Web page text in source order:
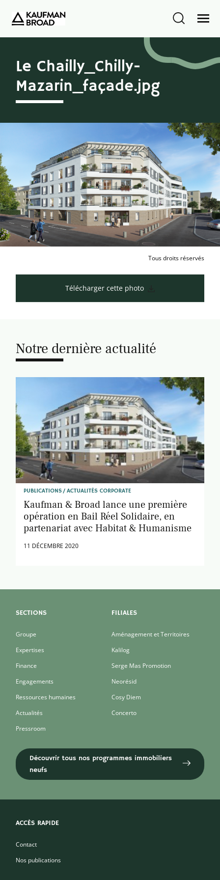
Le Chailly_Chilly-
Mazarin_façade.jpg
Tous droits réservés
Télécharger cette photo
Notre dernière actualité
PUBLICATIONS ACTUALITÉS CORPORATE
Kaufman & Broad lance une première
opération en Bail Réel Solidaire, en
partenariat avec Habitat & Humanisme
11 DÉCEMBRE 2020
SECTIONS
Groupe
Expertises
Finance
Engagements
Ressources humaines
Actualités
Pressroom
FILIALES
Aménagement et Territoires
Kalilog
Serge Mas Promotion
Neorésid
Cosy Diem
Concerto
Découvrir tous nos programmes immobiliers
neufs
ACCÈS RAPIDE
Contact
Nos publications